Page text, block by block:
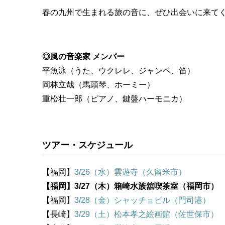
春の九州で生まれる旅の音に、ぜひ出会いに来て
◎風の音楽家 メンバー
平魚泳（うた、ウクレレ、ジャンベ、笛）
岡林立哉（馬頭琴、ホーミー）
重松壮一郎（ピアノ、鍵盤ハーモニカ）
ツアー・スケジュール
【福岡】 3/26（水）雲遊寺（久留米市）
【福岡】3/27（木）箱崎水族舘喫茶室（福岡市）
【福岡】 3/28（金）シャッチョビル（門司港）
【長崎】 3/29（土）松本孝之絵画館（佐世保市）